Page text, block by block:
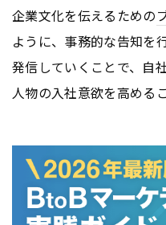
企業文化を伝えるための
ように、事務的な告知を
発信していくことで、自
人物の入社意欲を高める